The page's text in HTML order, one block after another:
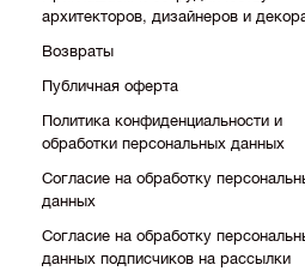
архитекторов, дизайнеров и
Возвраты
Публичная оферта
Политика конфиденциальности и
обработки персональных данных
Согласие на обработку
данных
Согласие на обработку
данных подписчиков на рассылки